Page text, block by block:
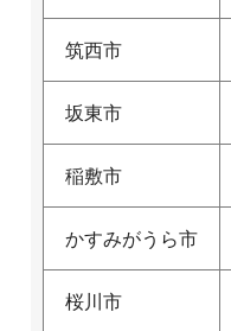
筑西市
坂東市
稲敷市
かすみがうら市
桜川市